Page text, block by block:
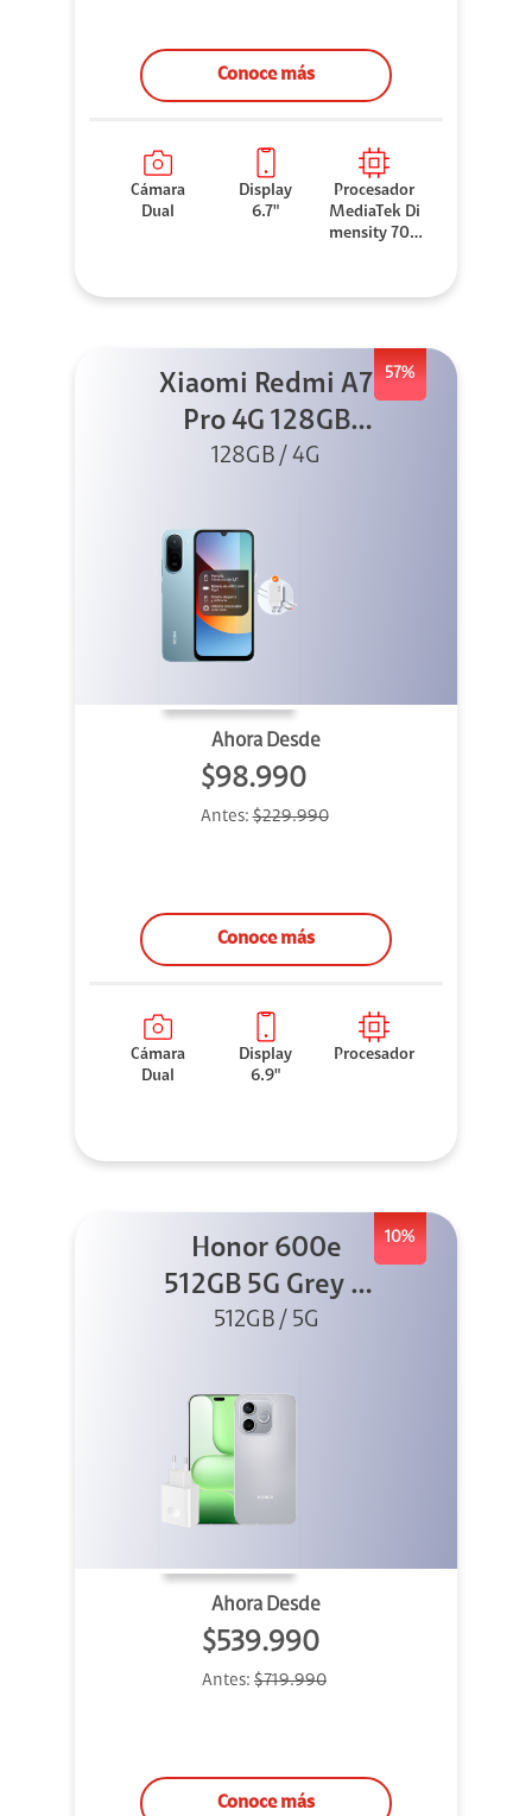
Conoce más
Cámara
Dual
Display
6.7"
Procesador
MediaTek Di
mensity 706
57%
Xiaomi Redmi A7
Pro 4G 128GB
Azul + Cargador
128GB / 4G
Ahora Desde
$98.990
Antes:$229.990
Conoce más
Cámara
Dual
Display
6.9"
Procesador
10%
Honor 600e
512GB 5G Grey +
45W
512GB / 5G
Ahora Desde
$539.990
Antes: $719.990
Conoce más